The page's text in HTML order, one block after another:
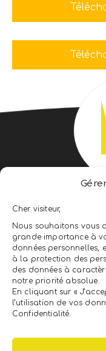
Cher visiteur,
Nous souhaitons vous
grande importance à
données personnelles,
à la protection des
des données à
notre priorité absolue.
En cliquant sur «
l’utilisation de vos
Confidentialité.
ENGI
LEADER